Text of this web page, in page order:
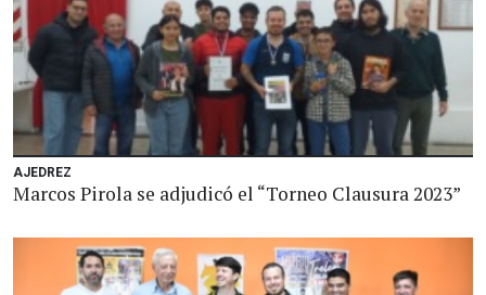
AJEDREZ
Marcos Pirola se adjudicó el “Torneo Clausura 2023”